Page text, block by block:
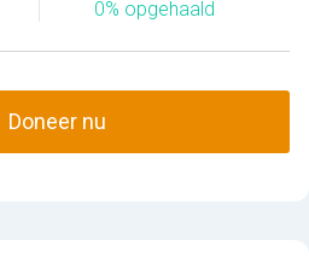
0% opgehaald
Doneer nu